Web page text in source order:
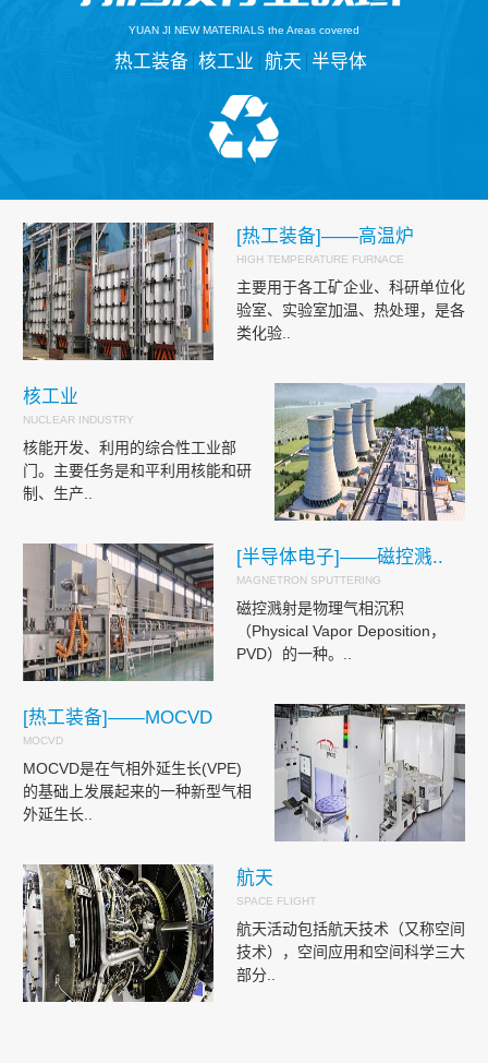
YUAN JI NEW MATERIALS the Areas covered
热工装备 核工业 航天 半导体
[热工装备]——高温炉
HIGH TEMPERATURE FURNACE
主要用于各工矿企业、科研单位化
验室、实验室加温、热处理，是各
类化验..
核工业
NUCLEAR INDUSTRY
核能开发、利用的综合性工业部
门。主要任务是和平利用核能和研
制、生产..
[半导体电子]——磁控溅..
MAGNETRON SPUTTERING
磁控溅射是物理气相沉积
（Physical Vapor Deposition，
PVD）的一种。..
[热工装备]——MOCVD
MOCVD
MOCVD是在气相外延生长(VPE)
的基础上发展起来的一种新型气相
外延生长..
航天
SPACE FLIGHT
航天活动包括航天技术（又称空间
技术），空间应用和空间科学三大
部分..